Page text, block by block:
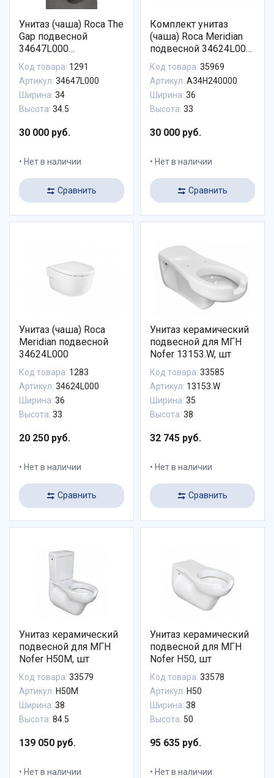
Унитаз (чаша) Roca The
Gap подвесной
34647L000
безободковый
Код товара: 1291
Артикул: 34647L000
Ширина: 34
Высота: 34.5
30 000 руб.
Нет в наличии
Сравнить
Комплект унитаз
(чаша) Roca Meridian
подвесной 34624L000
+ крышка для чаши
Roca Meridian Soft
Close А801D12003 с
микролифтом
Код товара: 35969
Артикул: A34H240000
Ширина: 36
Высота: 33
30 000 руб.
Нет в наличии
Сравнить
Унитаз (чаша) Roca
Meridian подвесной
34624L000
Код товара: 1283
Артикул: 34624L000
Ширина: 36
Высота: 33
20 250 руб.
Нет в наличии
Сравнить
Унитаз керамический
подвесной для МГН
Nofer 13153.W, шт
Код товара: 33585
Артикул: 13153.W
Ширина: 35
Высота: 38
32 745 руб.
Нет в наличии
Сравнить
Унитаз керамический
подвесной для МГН
Nofer H50M, шт
Код товара: 33579
Артикул: H50M
Ширина: 38
Высота: 84.5
139 050 руб.
Нет в наличии
Унитаз керамический
подвесной для МГН
Nofer H50, шт
Код товара: 33578
Артикул: H50
Ширина: 38
Высота: 50
95 635 руб.
Нет в наличии